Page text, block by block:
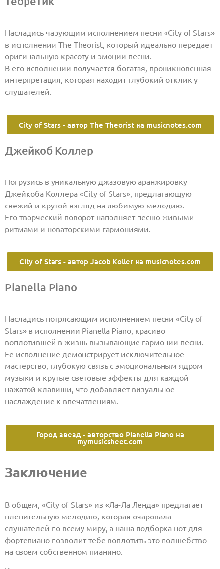
Насладись чарующим исполнением песни «City of Stars»
в исполнении The Theorist, который идеально передает
оригинальную красоту и эмоции песни.
В его исполнении получается богатая, проникновенная
интерпретация, которая находит глубокий отклик у
слушателей.
City of Stars - автор The Theorist на musicnotes.com
Джейкоб Коллер
Погрузись в уникальную джазовую аранжировку
Джейкоба Коллера «City of Stars», предлагающую
свежий и крутой взгляд на любимую мелодию.
Его творческий поворот наполняет песню живыми
ритмами и новаторскими гармониями.
City of Stars - автор Jacob Koller на musicnotes.com
Pianella Piano
Насладись потрясающим исполнением песни «City of
Stars» в исполнении Pianella Piano, красиво
воплотившей в жизнь вызывающие гармонии песни.
Ее исполнение демонстрирует исключительное
мастерство, глубокую связь с эмоциональным ядром
музыки и крутые световые эффекты для каждой
нажатой клавиши, что добавляет визуальное
наслаждение к впечатлениям.
Город звезд - авторство Pianella Piano на
mymusicsheet.com
Заключение
В общем, «City of Stars» из «Ла-Ла Ленда» предлагает
пленительную мелодию, которая очаровала
слушателей по всему миру, а наша подборка нот для
фортепиано позволит тебе воплотить это волшебство
на своем собственном пианино.